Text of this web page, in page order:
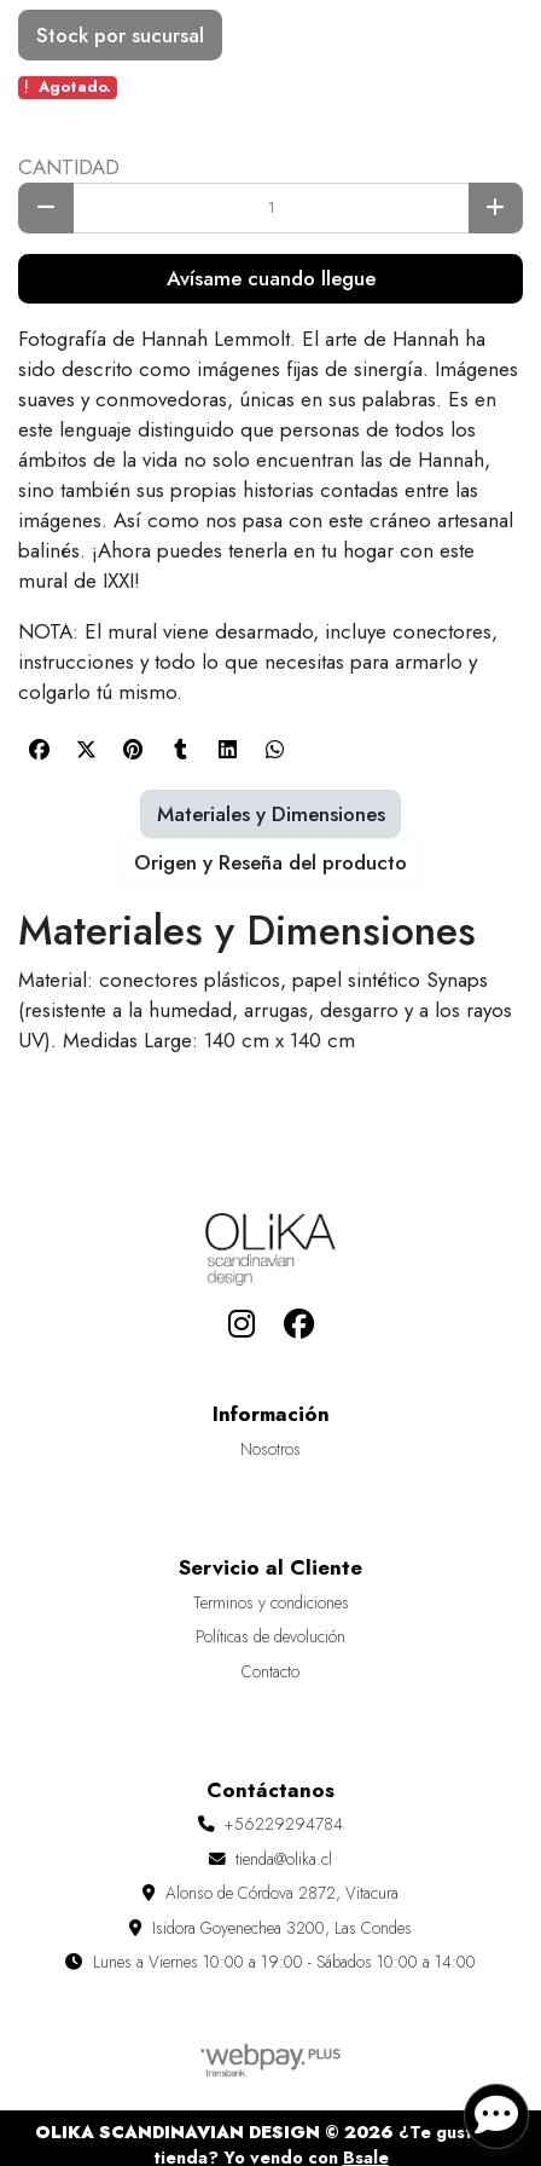
Stock por sucursal
Agotado.
CANTIDAD
Avísame cuando llegue
Fotografía de Hannah Lemmolt. El arte de Hannah ha
sido descrito como imágenes fijas de sinergía. Imágenes
suaves y conmovedoras, únicas en sus palabras. Es en
este lenguaje distinguido que personas de todos los
ámbitos de la vida no solo encuentran las de Hannah,
sino también sus propias historias contadas entre las
imágenes. Así como nos pasa con este cráneo artesanal
balinés. ¡Ahora puedes tenerla en tu hogar con este
mural de IXXI!
NOTA: El mural viene desarmado, incluye conectores,
instrucciones y todo lo que necesitas para armarlo y
colgarlo tú mismo.
Materiales y Dimensiones
Material: conectores plásticos, papel sintético Synaps
(resistente a la humedad, arrugas, desgarro y a los rayos
UV). Medidas Large: 140 cm x 140 cm
Materiales y Dimensiones
Origen y Reseña del producto
Información
Nosotros
Servicio al Cliente
Terminos y condiciones
Políticas de devolución
Contacto
Contáctanos
+56229294784
tienda@olika.cl
Alonso de Córdova 2872, Vitacura
Isidora Goyenechea 3200, Las Condes
Lunes a Viernes 10:00 a 19:00 - Sábados 10:00 a 14:00
OLIKA SCANDINAVIAN DESIGN © 2026 ¿Te gusta mi
tienda? Yo vendo con Bsale